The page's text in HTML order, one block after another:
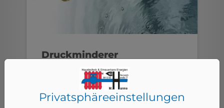
Druckminderer
Durch Druckminderer wird es möglich,
den Trinkwasserdruck im Haus trotz
unterschiedlicher Drücke auf der
Privatsphäre­einstellungen